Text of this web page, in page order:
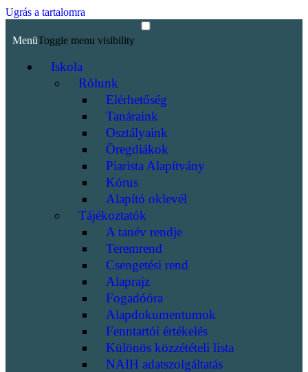
Ugrás a tartalomra
MenüToggle menu visibility
Iskola
Rólunk
Elérhetőség
Tanáraink
Osztályaink
Öregdiákok
Piarista Alapítvány
Kórus
Alapító oklevél
Tájékoztatók
A tanév rendje
Teremrend
Csengetési rend
Alaprajz
Fogadóóra
Alapdokumentumok
Fenntartói értékelés
Különös közzétételi lista
NAIH adatszolgáltatás